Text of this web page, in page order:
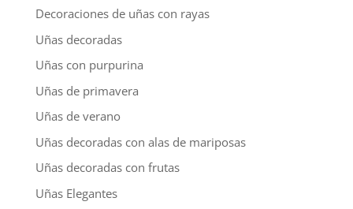
Decoraciones de uñas con rayas
Uñas decoradas
Uñas con purpurina
Uñas de primavera
Uñas de verano
Uñas decoradas con alas de mariposas
Uñas decoradas con frutas
Uñas Elegantes